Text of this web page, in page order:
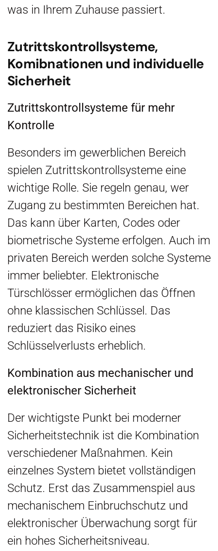
was in Ihrem Zuhause passiert.
Zutrittskontrollsysteme,
Komibnationen und individuelle
Sicherheit
Zutrittskontrollsysteme für mehr
Kontrolle
Besonders im gewerblichen Bereich
spielen Zutrittskontrollsysteme eine
wichtige Rolle. Sie regeln genau, wer
Zugang zu bestimmten Bereichen hat.
Das kann über Karten, Codes oder
biometrische Systeme erfolgen. Auch im
privaten Bereich werden solche Systeme
immer beliebter. Elektronische
Türschlösser ermöglichen das Öffnen
ohne klassischen Schlüssel. Das
reduziert das Risiko eines
Schlüsselverlusts erheblich.
Kombination aus mechanischer und
elektronischer Sicherheit
Der wichtigste Punkt bei moderner
Sicherheitstechnik ist die Kombination
verschiedener Maßnahmen. Kein
einzelnes System bietet vollständigen
Schutz. Erst das Zusammenspiel aus
mechanischem Einbruchschutz und
elektronischer Überwachung sorgt für
ein hohes Sicherheitsniveau.